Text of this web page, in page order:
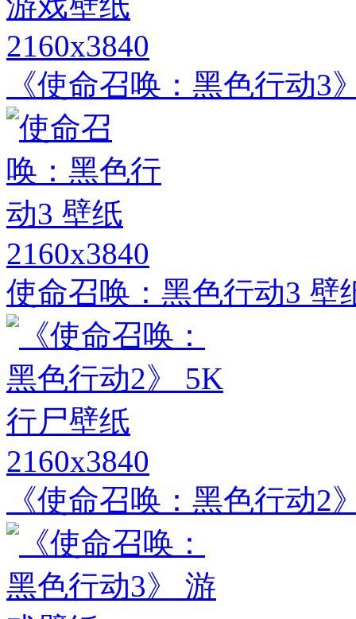
2160x3840
《使命召唤：黑色行动3
2160x3840
使命召唤：黑色行动3 壁
2160x3840
《使命召唤：黑色行动2